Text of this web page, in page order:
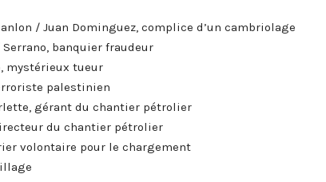
/ Juan Dominguez, complice d’un cambriolage
banquier fraudeur
mystérieux tueur
palestinien
gérant du chantier pétrolier
du chantier pétrolier
volontaire pour le chargement